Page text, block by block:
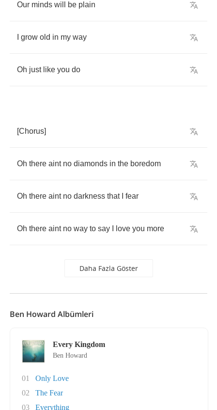
Our minds will be plain
grow old in my way
Oh just like you do
[Chorus]
Oh there aint no diamonds in the boredom
Oh there aint no darkness that fear
Oh there aint no way to say love you more
Daha Fazla Göster
Ben Howard Albümleri
Every Kingdom
Ben Howard
01
Only Love
02
The Fear
03
Everything